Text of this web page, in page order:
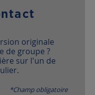
originale
de groupe ?
sur l'un de
*Champ obligatoire